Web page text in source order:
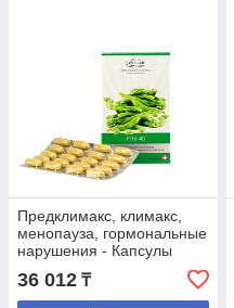
Предклимакс, климакс,
менопауза, гормональные
нарушения - Капсулы
36 012 ₸